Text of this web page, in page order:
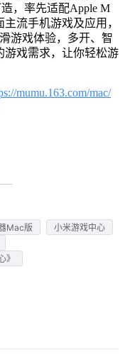
，率先适配Apple M
流手机游戏及应用，
游戏体验，多开、智
游戏需求，让你轻松游
mumu.163.com/mac/
Mac版
小米游戏中心
》